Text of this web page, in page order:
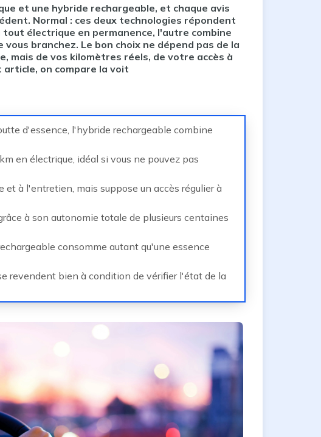
et une hybride rechargeable, et chaque avis
Normal : ces deux technologies répondent
électrique en permanence, l'autre combine
branchez. Le bon choix ne dépend pas de la
mais de vos kilomètres réels, de votre accès à
on compare la voit
d'essence, l'hybride rechargeable combine
en électrique, idéal si vous ne pouvez pas
et à l'entretien, mais suppose un accès régulier à
à son autonomie totale de plusieurs centaines
consomme autant qu'une essence
revendent bien à condition de vérifier l'état de la